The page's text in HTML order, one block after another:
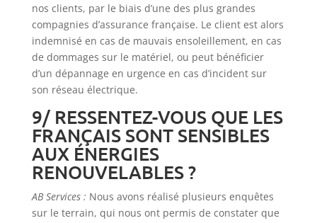
nos clients, par le biais d’une des plus grandes
compagnies d’assurance française. Le client est alors
indemnisé en cas de mauvais ensoleillement, en cas
de dommages sur le matériel, ou peut bénéficier
d’un dépannage en urgence en cas d’incident sur
son réseau électrique.
9/ RESSENTEZ-VOUS QUE LES
FRANÇAIS SONT SENSIBLES
AUX ÉNERGIES
RENOUVELABLES ?
AB Services : Nous avons réalisé plusieurs enquêtes
sur le terrain, qui nous ont permis de constater que